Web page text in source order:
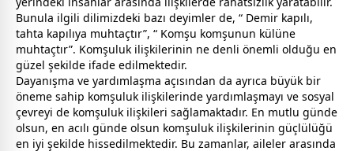
Bunula ilgili dilimizdeki bazı deyimler de, “ Demir kapılı,
tahta kapılıya muhtaçtır”, “ Komşu komşunun külüne
muhtaçtır”. Komşuluk ilişkilerinin ne denli önemli olduğu en
güzel şekilde ifade edilmektedir.
Dayanışma ve yardımlaşma açısından da ayrıca büyük bir
öneme sahip komşuluk ilişkilerinde yardımlaşmayı ve sosyal
çevreyi de komşuluk ilişkileri sağlamaktadır. En mutlu günde
olsun, en acılı günde olsun komşuluk ilişkilerinin güçlülüğü
en iyi şekilde hissedilmektedir. Bu zamanlar, aileler arasında